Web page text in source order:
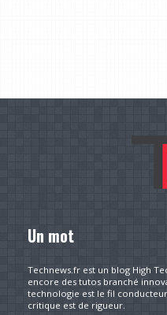
Un mot
Technews.fr est un blog High
encore des tutos branché
technologie est le fil
critique est de rigueur.